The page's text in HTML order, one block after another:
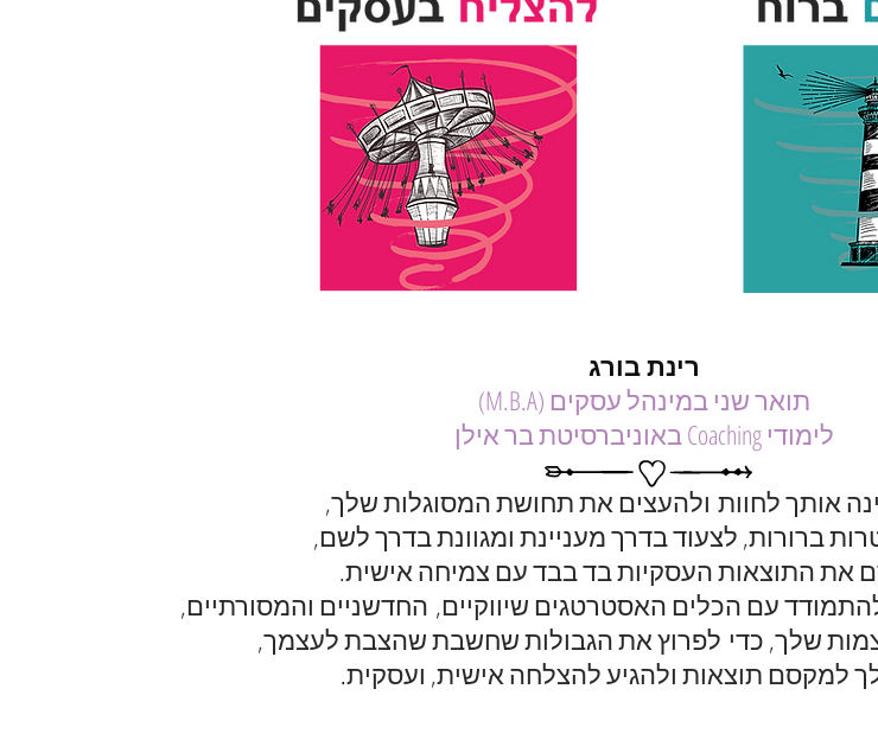
רינת בורג
תואר שני במינהל עסקים (M.B.A)
לימודי Coaching באוניברסיטת בר אילן
אותך לחוות ולהעצים את תחושת המסוגלות שלך,
ברורות, לצעוד בדרך מעניינת ומגוונת בדרך לשם,
את התוצאות העסקיות בד בבד עם צמיחה אישית.
עם הכלים האסטרטגים שיווקיים, החדשניים והמסורתיים,
שלך, כדי לפרוץ את הגבולות שחשבת שהצבת לעצמך,
למקסם תוצאות ולהגיע להצלחה אישית, ועסקית.